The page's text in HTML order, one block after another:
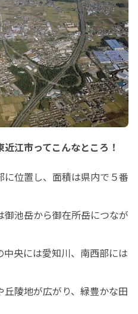
江市ってこんなところ！
位置し、面積は県内で５番
池岳から御在所岳につなが
央には愛知川、南西部には
陵地が広がり、緑豊かな田